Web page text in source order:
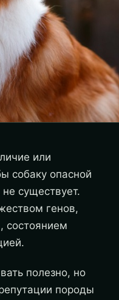
или
собаку опасной
существует.
генов,
состоянием
полезно, но
породы